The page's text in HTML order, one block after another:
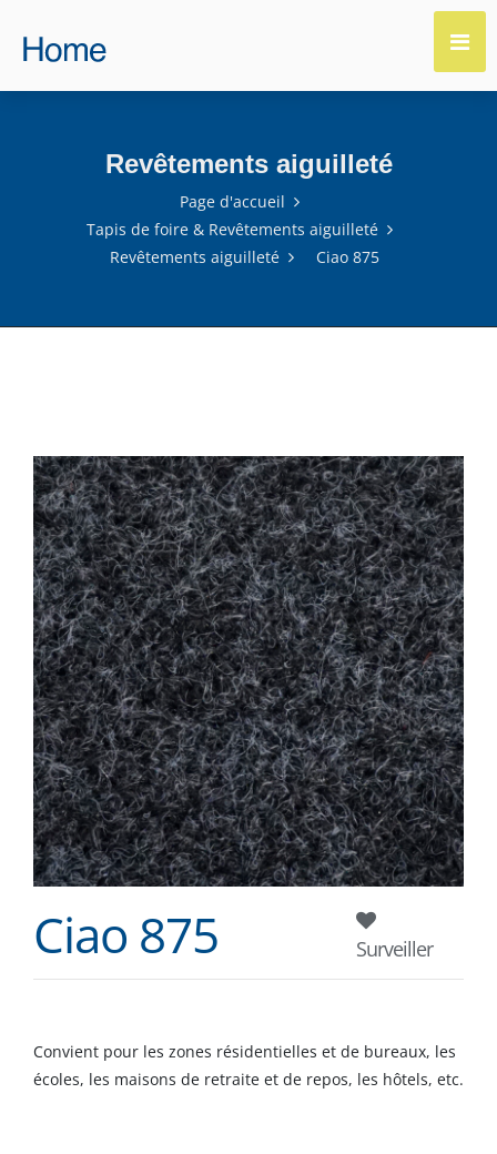
Revêtements aiguilleté
Page d'accueil
Tapis de foire & Revêtements aiguilleté
Revêtements aiguilleté
Ciao 875
Ciao 875 Surveiller
Convient pour les zones résidentielles et de bureaux, les
écoles, les maisons de retraite et de repos, les hôtels, etc.